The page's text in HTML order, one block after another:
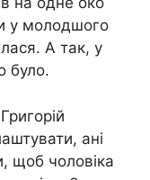
у молодшого
А так, у
було.
ані
щоб чоловіка